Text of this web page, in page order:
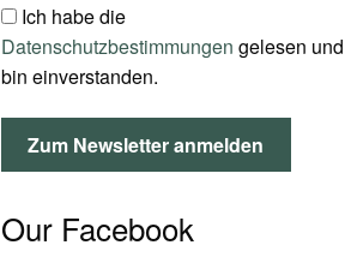
Ich habe die
Datenschutzbestimmungen gelesen und
bin einverstanden.
Our Facebook